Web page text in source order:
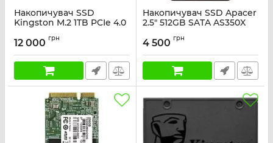
Накопичувач SSD
Kingston M.2 1TB PCIe 4.0
Артикул: SKC3000S/1024G
12 000 грн
Накопичувач SSD Apacer
2.5" 512GB SATA AS350X
4 500 грн